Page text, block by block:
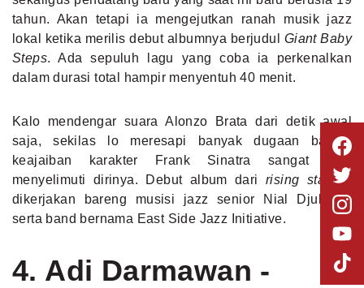
tahun. Akan tetapi ia mengejutkan ranah musik jazz
lokal ketika merilis debut albumnya berjudul Giant Baby
Steps. Ada sepuluh lagu yang coba ia perkenalkan
dalam durasi total hampir menyentuh 40 menit.
Kalo mendengar suara Alonzo Brata dari detik awal
saja, sekilas lo meresapi banyak dugaan bahwa
keajaiban karakter Frank Sinatra sangat kuat
menyelimuti dirinya. Debut album darirising star
ini
dikerjakan bareng musisi jazz senior Nial Djuliarso
serta band bernama East Side Jazz Initiative.
4. Adi Darmawan -